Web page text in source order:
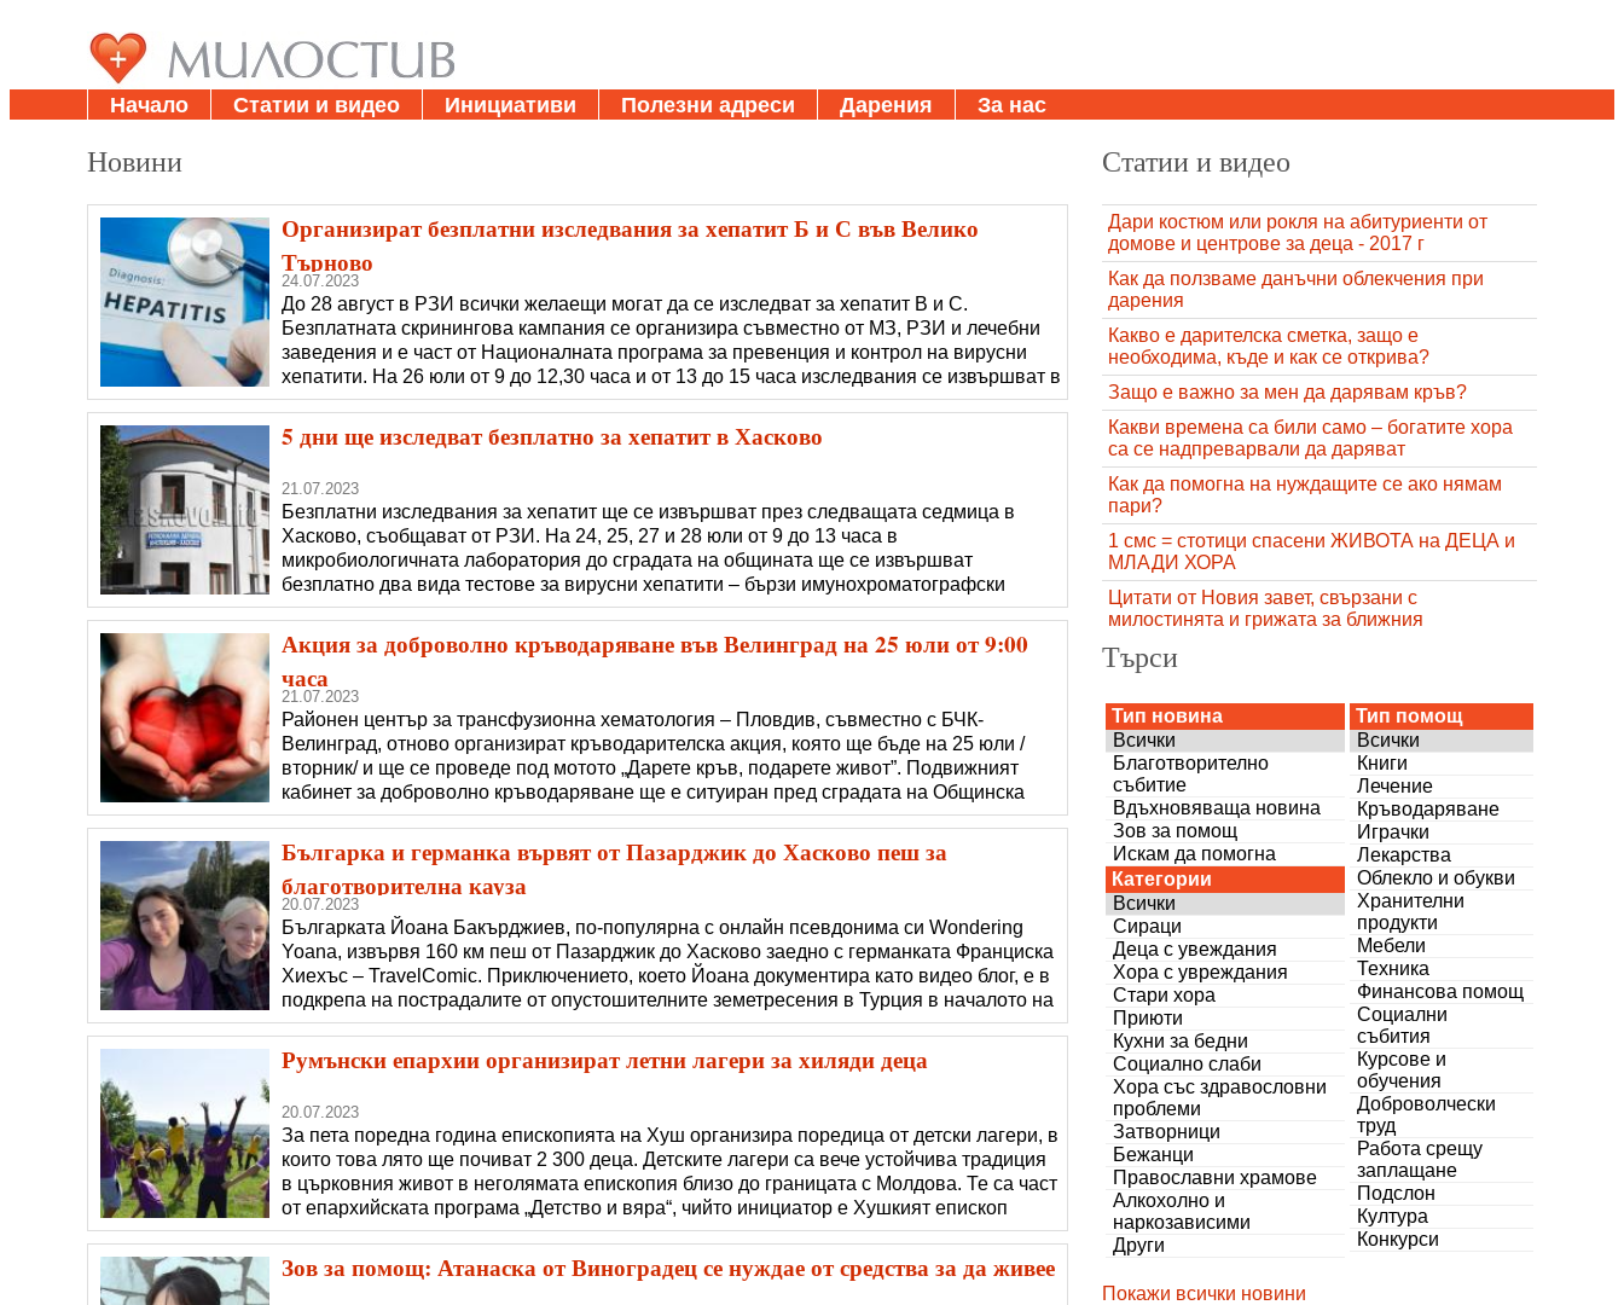
Начало Статии и видео Инициативи Полезни адреси Дарения За нас
Новини
Организират безплатни изследвания за хепатит Б и С във Велико
Търново
24.07.2023
До 28 август в РЗИ всички желаещи могат да се изследват за хепатит В и С.
Безплатната скринингова кампания се организира съвместно от МЗ, РЗИ и лечебни
заведения и е част от Националната програма за превенция и контрол на вирусни
хепатити. На 26 юли от 9 до 12,30 часа и от 13 до 15 часа изследвания се извършват в
кабинет 504 на петия етаж в сградата на РЗИ – Велико Търново.
5 дни ще изследват безплатно за хепатит в Хасково
21.07.2023
Безплатни изследвания за хепатит ще се извършват през следващата седмица в
Хасково, съобщават от РЗИ. На 24, 25, 27 и 28 юли от 9 до 13 часа в
микробиологичната лаборатория до сградата на общината ще се извършват
безплатно два вида тестове за вирусни хепатити – бързи имунохроматографски
тестове и имуноензимни тестове. На 26 юли от 9 до 13 ч. в мобилен кабинет на
площад „Свобода“ в Хасково ще се извършва безплатно изследване за вирусни
хепа�
Акция за доброволно кръводаряване във Велинград на 25 юли от 9:00
часа
21.07.2023
Районен център за трансфузионна хематология – Пловдив, съвместно с БЧК-
Велинград, отново организират кръводарителска акция, която ще бъде на 25 юли /
вторник/ и ще се проведе под мотото „Дарете кръв, подарете живот”. Подвижният
кабинет за доброволно кръводаряване ще е ситуиран пред сградата на Общинска
администрация от 9:00 до 12:30 часа. Целта на безвъзмездното и доброволно
кръводаряване е да се предостави на лечебните заведения кръв
Българка и германка вървят от Пазарджик до Хасково пеш за
благотворителна кауза
20.07.2023
Българката Йоана Бакърджиев, по-популярна с онлайн псевдонима си Wondering
Yoana, извървя 160 км пеш от Пазарджик до Хасково заедно с германката Франциска
Хиехъс – TravelComic. Приключението, което Йоана документира като видео блог, е в
подкрепа на пострадалите от опустошителните земетресения в Турция в началото на
2022 година. Видеото проследяващо цялото пътуване:
https://www.youtube.com/watch?v=Mu6YHOvAg0w Походът на бълга
Румънски епархии организират летни лагери за хиляди деца
20.07.2023
За пета поредна година епископията на Хуш организира поредица от детски лагери, в
които това лято ще почиват 2 300 деца. Детските лагери са вече устойчива традиция
в църковния живот в неголямата епископия близо до границата с Молдова. Те са част
от епархийската програма „Детство и вяра“, чийто инициатор е Хушкият епископ
Игнатий. Лагерите са няколкодневни, провеждат се на различни места и привличат
деца, чиито семейства нямат възможно
Зов за помощ: Атанаска от Виноградец се нуждае от средства за да живее
Статии и видео
Дари костюм или рокля на абитуриенти от
домове и центрове за деца - 2017 г
Как да ползваме данъчни облекчения при
дарения
Какво е дарителска сметка, защо е
необходима, къде и как се открива?
Защо е важно за мен да дарявам кръв?
Какви времена са били само – богатите хора
са се надпреварвали да даряват
Как да помогна на нуждащите се ако нямам
пари?
1 смс = стотици спасени ЖИВОТА на ДЕЦА и
МЛАДИ ХОРА
Цитати от Новия завет, свързани с
милостинята и грижата за ближния
Търси
Тип новина
Всички
Благотворително
събитие
Вдъхновяваща новина
Зов за помощ
Искам да помогна
Категории
Всички
Сираци
Деца с увеждания
Хора с увреждания
Стари хора
Приюти
Кухни за бедни
Социално слаби
Хора със здравословни
проблеми
Затворници
Бежанци
Православни храмове
Алкохолно и
наркозависими
Други
Тип помощ
Всички
Книги
Лечение
Кръводаряване
Играчки
Лекарства
Облекло и обукви
Хранителни
продукти
Мебели
Техника
Финансова помощ
Социални
събития
Курсове и
обучения
Доброволчески
труд
Работа срещу
заплащане
Подслон
Култура
Конкурси
Покажи всички новини